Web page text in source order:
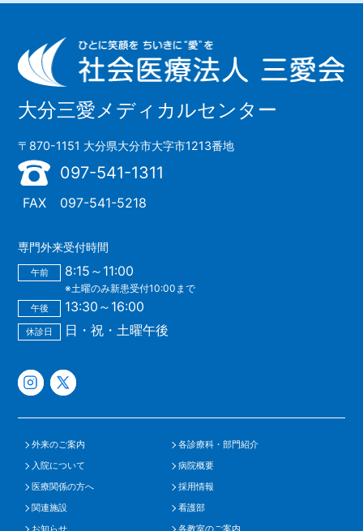
大分三愛メディカルセンター
〒870-1151 大分県大分市大字市1213番地
097-541-1311
FAX 097-541-5218
専門外来受付時間
午前 8:15～11:00
※土曜のみ新患受付10:00まで
午後 13:30～16:00
休診日 日・祝・土曜午後
外来のご案内
各診療科・部門紹介
入院について
病院概要
医療関係の方へ
採用情報
関連施設
看護部